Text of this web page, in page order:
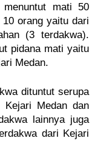
mati 50
orang yaitu dari
(3 terdakwa).
pidana mati yaitu
Medan.
dituntut serupa
Medan dan
lainnya juga
dari Kejari